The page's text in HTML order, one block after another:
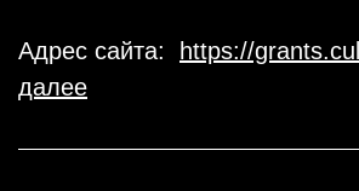
Адрес сайта: https://
далее